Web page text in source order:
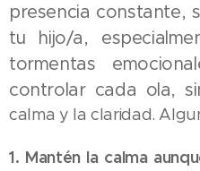
presencia constante,
tu hijo/a,
tormentas
controlar cada ola,
calma y la claridad.
1. Mantén la calma